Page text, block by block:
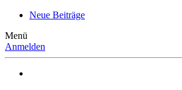
Neue Beiträge
Menü
Anmelden